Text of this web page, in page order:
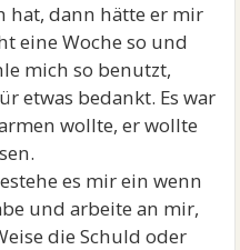
hat, dann hätte er mir
eine Woche so und
mich so benutzt,
etwas bedankt. Es war
wollte, er wollte
es mir ein wenn
und arbeite an mir,
die Schuld oder